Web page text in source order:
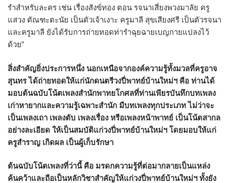
รำสำหรับละคร เช่น เรื่องสังข์ทอง ตอน รจนาเสี่ยงพวงมาลัย ครู
แสวง ตัณฑะตะนัย เป็นตัวเจ้าเงาะ ครูมาลี สุขเสียงศรี เป็นตัวรจนา
และครูมาลี ยังได้รับการถ่ายทอดท่ารำฉุยฉายเบญกายแปลงไว้
ด้วย”
สิ่งสำคัญยิ่งประการหนึ่ง นอกเหนือจากองค์ความรู้ทั้งมวลที่ครูอาจ
สุนทร ได้ถ่ายทอดให้แก่นักดนตรีวงปี่พาทย์บ้านใหม่ฯ คือ ท่านได้
มอบต้นฉบับโน้ตเพลงสำนักพาทยโกศลที่ท่านเพียรบันทึกบทเพลง
เก่าหายากและความรู้เฉพาะสำนัก มีบทเพลงทุกประเภท ไม่ว่าจะ
เป็นเพลงเถา เพลงตับ เพลงเรื่อง หรือเพลงหน้าพาทย์ เป็นโน้ตสากล
อย่างละเอียด ให้เป็นสมบัติแก่วงปี่พาทย์บ้านใหม่ฯ โดยมอบให้แก่
ครูสำราญ เกิดผล เป็นผู้เก็บรักษา
ต้นฉบับโน้ตเพลงที่ว่านี้ คือ มรดกความรู้ที่ต่อมากลายเป็นแหล่ง
ค้นคว้าและถือเป็นหลักวิชาสำคัญให้แก่วงปี่พาทย์บ้านใหม่ฯ ทั้งยัง